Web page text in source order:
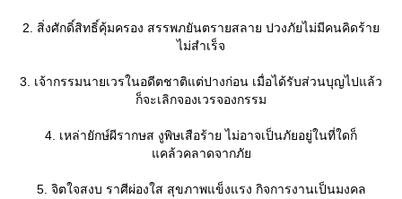
2. สิ่งศักดิ์สิทธิ์คุ้มครอง สรรพภยันตรายสลาย ปวงภัยไม่มีคนคิดร้า
ไม่สำเร็จ
3. เจ้ากรรมนายเวรในอดีตชาติแต่ปางก่อน เมื่อได้รับส่วนบุญไปแล้ว
ก็จะเลิกจองเวรจองกรรม
4. เหล่ายักษ์ผีรากษส งูพิษเสือร้าย ไม่อาจเป็นภัยอยู่ในที่ใดก็
คล้วคลาดจากภั
5. จิตใจสงบ ราศีผ่องใส สุขภาพแข็งแรง กิจการงานเป็นมงคล